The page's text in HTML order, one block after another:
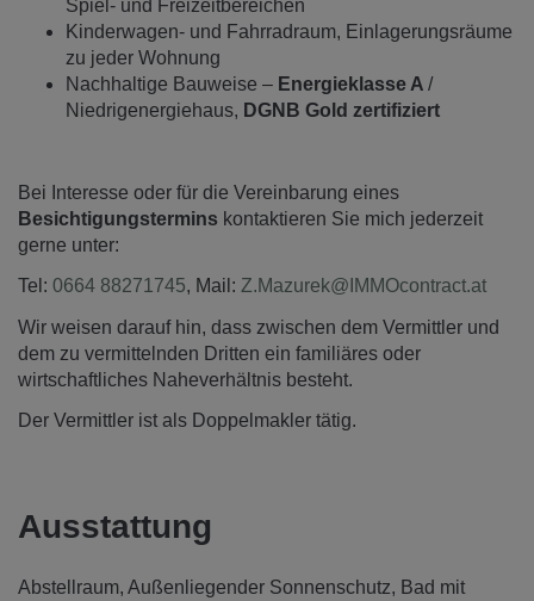
Spiel- und Freizeitbereichen
Kinderwagen- und Fahrradraum, Einlagerungsräume
zu jeder Wohnung
Nachhaltige Bauweise – Energieklasse A /
Niedrigenergiehaus, DGNB Gold zertifiziert
Bei Interesse oder für die Vereinbarung eines
Besichtigungstermins kontaktieren Sie mich jederzeit
gerne unter:
Tel: 0664 88271745, Mail: Z.Mazurek@IMMOcontract.at
Wir weisen darauf hin, dass zwischen dem Vermittler und
dem zu vermittelnden Dritten ein familiäres oder
wirtschaftliches Naheverhältnis besteht.
Der Vermittler ist als Doppelmakler tätig.
Ausstattung
Abstellraum Außenliegender Sonnenschutz Bad mit